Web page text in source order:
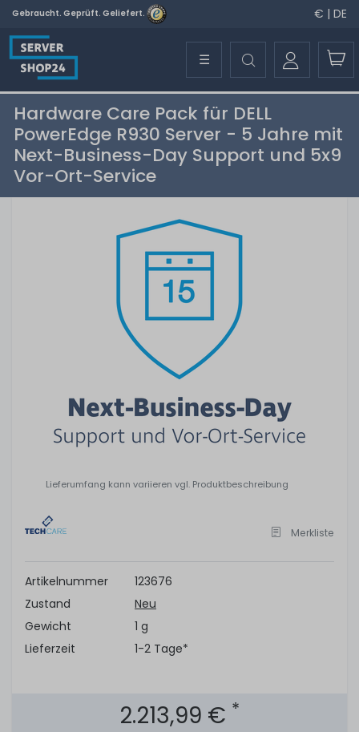
Gebraucht. Geprüft. Geliefert. € | DE
☰
Hardware Care Pack für DELL
PowerEdge R930 Server - 5 Jahre mit
Next-Business-Day Support und 5x9
Vor-Ort-Service
Lieferumfang kann variieren vgl. Produktbeschreibung
Merkliste
Artikelnummer
123676
Zustand
Neu
Gewicht
1 g
Lieferzeit
1-2 Tage*
2.213,99 € *